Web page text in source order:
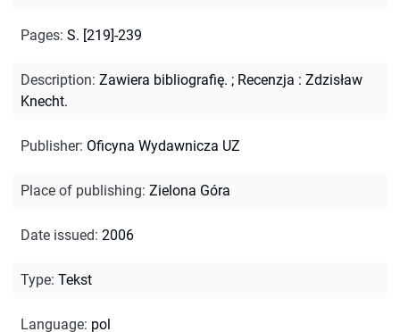
Pages: S. [219]-239
Description: Zawiera bibliografię. ; Recenzja : Zdzisław
Knecht.
Publisher: Oficyna Wydawnicza UZ
Place of publishing: Zielona Góra
Date issued: 2006
Type: Tekst
Language: pol